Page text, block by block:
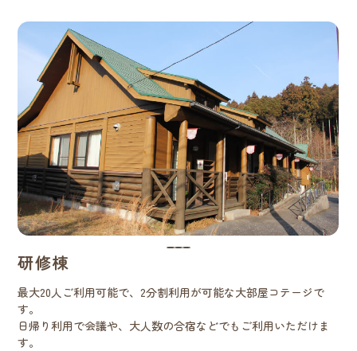
研修棟
最大20人ご利用可能で、2分割利用が可能な大部屋コテージで
す。
日帰り利用で会議や、大人数の合宿などでもご利用いただけま
す。